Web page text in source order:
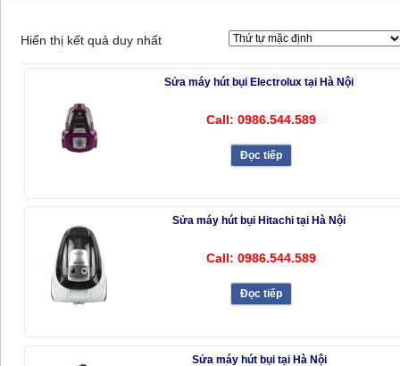
Hiển thị kết quả duy nhất
Sửa máy hút bụi Electrolux tại Hà Nội
Call: 0986.544.589
Đọc tiếp
Sửa máy hút bụi Hitachi tại Hà Nội
Call: 0986.544.589
Đọc tiếp
Sửa máy hút bụi tại Hà Nội